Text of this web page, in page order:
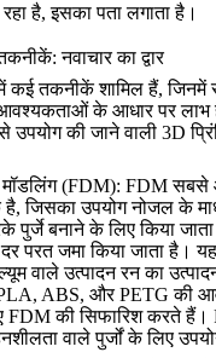
है, इसका पता लगाता है।
नवाचार का द्वार
में कई तकनीकें शामिल हैं,
आवश्यकताओं के आधार पर लाभ
की जाने वाली 3D
(FDM): FDM सबसे
जिसका उपयोग नोजल के
बनाने के लिए किया जाता
परत जमा किया जाता है। यह
वाले उत्पादन रन का
PLA, ABS, और PETG की
FDM की सिफारिश करते
वाले पुर्जों के लिए